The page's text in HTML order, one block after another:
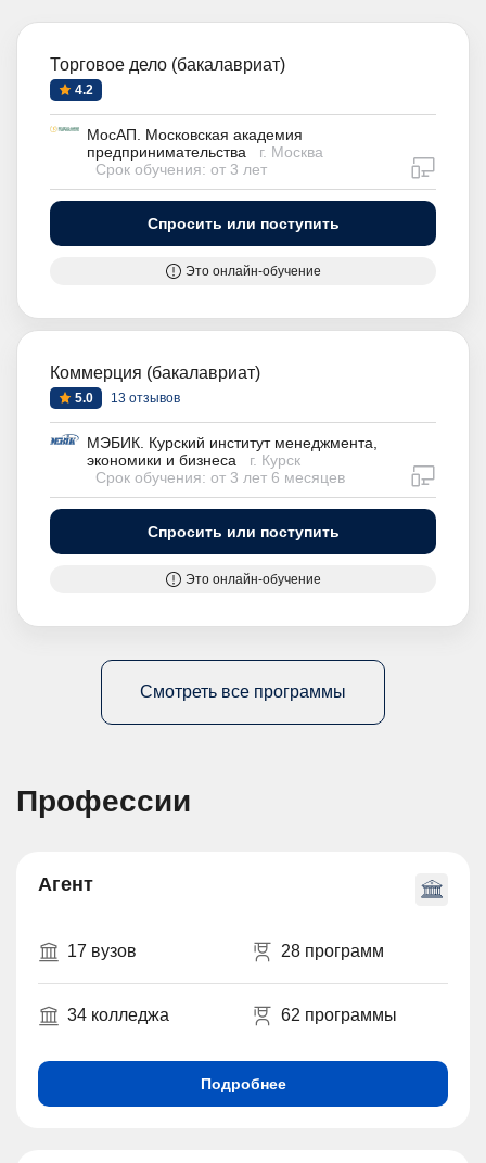
Торговое дело (бакалавриат)
4.2
МосАП. Московская академия
предпринимательства
г. Москва
Срок обучения: от 3 лет
Спросить или поступить
Это онлайн-обучение
Коммерция (бакалавриат)
5.0 13 отзывов
МЭБИК. Курский институт менеджмента,
экономики и бизнеса
г. Курск
Срок обучения: от 3 лет 6 месяцев
Спросить или поступить
Это онлайн-обучение
Смотреть все программы
Профессии
Агент
17 вузов 28 программ
34 колледжа 62 программы
Подробнее